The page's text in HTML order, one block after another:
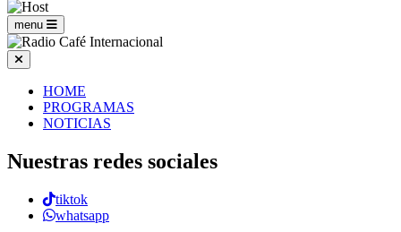
menu
HOME
PROGRAMAS
NOTICIAS
Nuestras redes sociales
tiktok
whatsapp